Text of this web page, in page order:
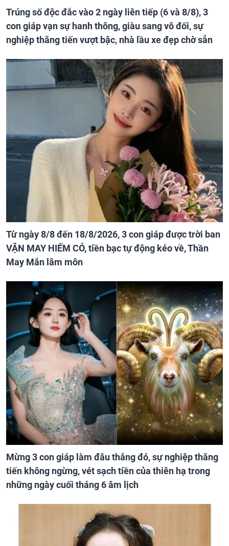
Trúng số độc đắc vào 2 ngày liên tiếp (6 và 8/8), 3
con giáp vạn sự hanh thông, giàu sang vô đối, sự
nghiệp thăng tiến vượt bậc, nhà lầu xe đẹp chờ sẵn
Từ ngày 8/8 đến 18/8/2026, 3 con giáp được trời ban
VẬN MAY HIẾM CÓ, tiền bạc tự động kéo về, Thần
May Mắn lâm môn
Mừng 3 con giáp làm đâu thắng đó, sự nghiệp thăng
tiến không ngừng, vét sạch tiền của thiên hạ trong
những ngày cuối tháng 6 âm lịch